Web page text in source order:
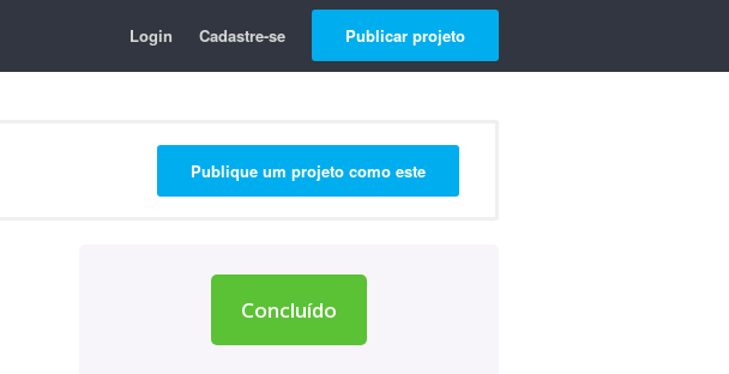
Login Cadastre-se Publicar projeto
Publique um projeto como este
Concluído